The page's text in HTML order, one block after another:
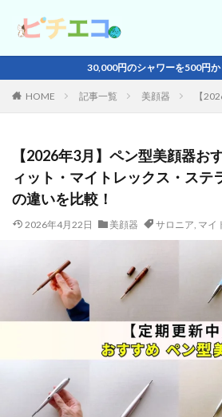
30,000円のシャワーを500円か
HOME 記事一覧 美顔器 【
【2026年3月】ペン型美顔器お
ィット・マイトレックス・ステ
の違いを比較！
2026年4月22日 美顔器 サロニア, マイ